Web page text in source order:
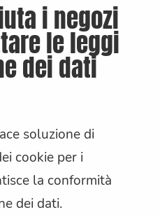
i negozi
le leggi
dei dati
soluzione di
cookie per i
la conformità
dei dati.